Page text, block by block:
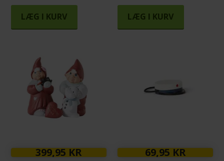
LÆG I KURV LÆG I KURV
399,95 KR 69,95 KR